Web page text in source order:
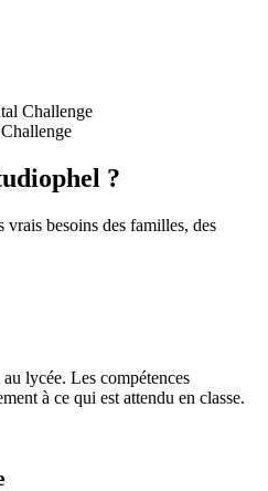
?
besoins des familles, des
lycée. Les compétences
à ce qui est attendu en classe.